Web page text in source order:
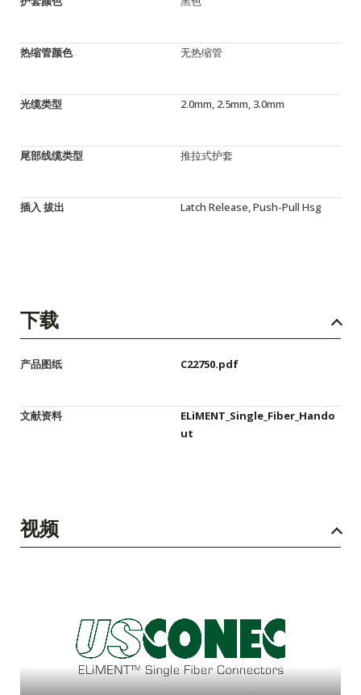
热缩管颜色 无热缩管
光缆类型 2.0mm, 2.5mm, 3.0mm
尾部线缆类型 推拉式护套
插入 拔出 Latch Release, Push-Pull Hsg
下载
产品图纸 C22750.pdf
文献资料
ELiMENT_Single_Fiber_Hando
ut
视频